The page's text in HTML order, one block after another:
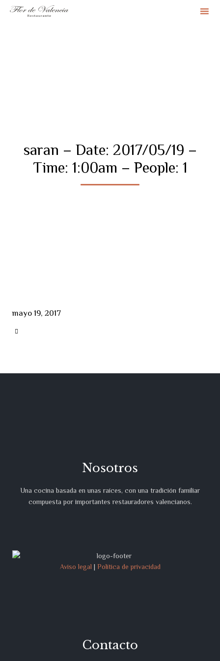
saran – Date: 2017/05/19 –
Time: 1:00am – People: 1
mayo 19, 2017

Nosotros
Una cocina basada en unas raíces, con una tradición familiar
compuesta por importantes restauradores valencianos.
Aviso legal | Política de privacidad
Contacto